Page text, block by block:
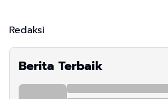
Redaksi
Berita Terbaik